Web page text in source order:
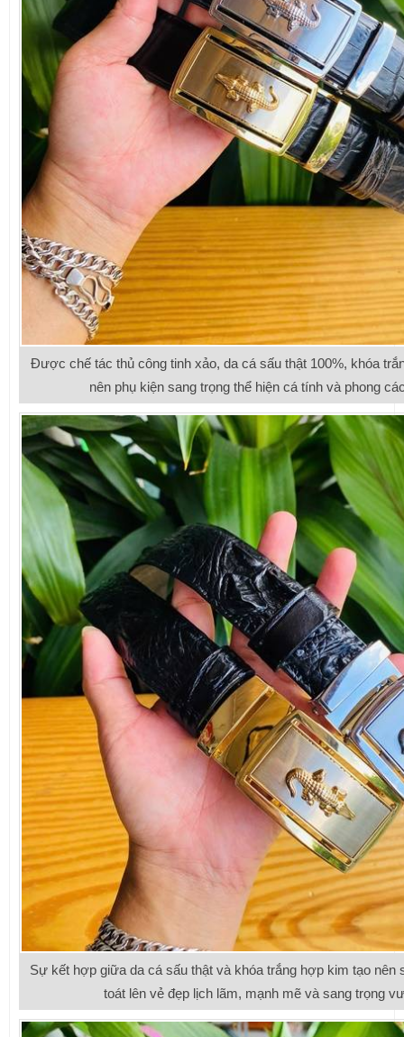
Được chế tác thủ công tinh xảo, da cá sấu thật 100%, khóa
nên phụ kiện sang trọng thể hiện cá tính và phong
Sự kết hợp giữa da cá sấu thật và khóa trắng hợp kim tạo nên
toát lên vẻ đẹp lịch lãm, mạnh mẽ và sang trọng